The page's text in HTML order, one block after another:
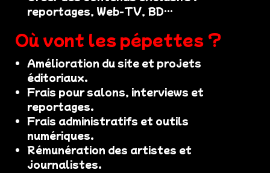
reportages, Web-TV, BD…
Où vont les pépettes ?
Amélioration du site et projets
éditoriaux.
Frais pour salons, interviews et
reportages.
Frais administratifs et outils
numériques.
Rémunération des artistes et
journalistes.